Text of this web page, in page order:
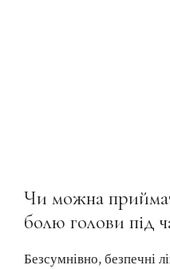
Чи можна
болю голови під
Безсумнівно, безпечні